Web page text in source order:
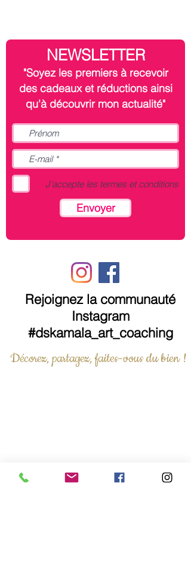
partenaires au savoir-faire français de
qualité. Je les remercie encore.
– Frais de transport et taxes de douane
non inclus
– Transport au départ de FRANCE
– Autres formats, ou supports sur
DEVIS
NEWSLETTER
"Soyez les premiers à recevoir
des cadeaux et réductions ainsi
qu'à découvrir mon actualité"
J’accepte les termes et conditions
Envoyer
Rejoignez la communauté
Instagram
#dskamala_art_coaching
Décorez, partagez, faites-vous du bien !